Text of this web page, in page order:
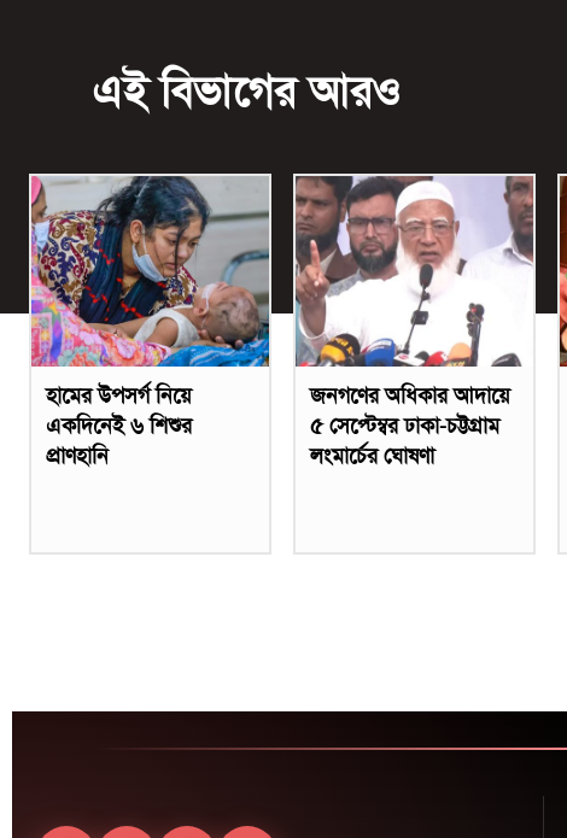
এই বিভাগের আরও
হামের উপসর্গ নিয়ে
একদিনেই ৬ শিশুর
প্রাণহানি
জনগণের অধিকার আদায়ে
৫ সেপ্টেম্বর ঢাকা-চট্টগ্রাম
লংমার্চের ঘোষণা